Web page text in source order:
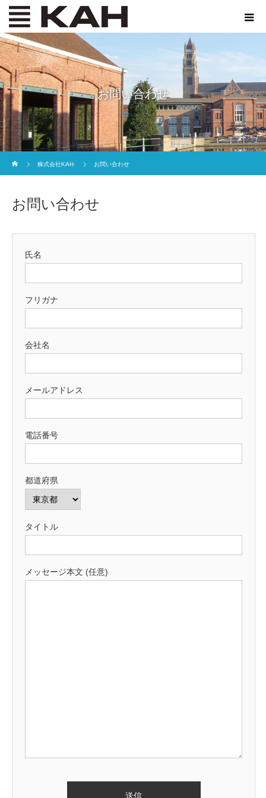
お問い合わせ
株式会社KAH
お問い合わせ
お問い合わせ
氏名
フリガナ
会社名
メールアドレス
電話番号
都道府県
タイトル
メッセージ本文 (任意)